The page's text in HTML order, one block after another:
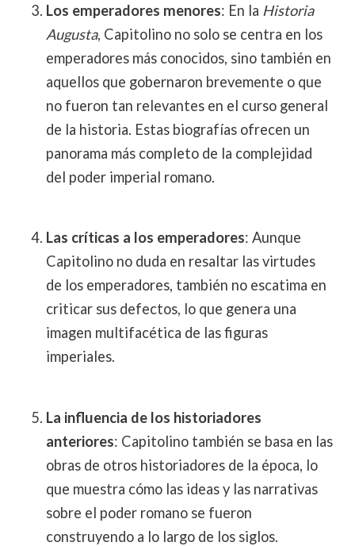
Los emperadores menores: En la Historia
Augusta, Capitolino no solo se centra en los
emperadores más conocidos, sino también en
aquellos que gobernaron brevemente o que
no fueron tan relevantes en el curso general
de la historia. Estas biografías ofrecen un
panorama más completo de la complejidad
del poder imperial romano.
Las críticas a los emperadores: Aunque
Capitolino no duda en resaltar las virtudes
de los emperadores, también no escatima en
criticar sus defectos, lo que genera una
imagen multifacética de las figuras
imperiales.
La influencia de los historiadores
anteriores: Capitolino también se basa en las
obras de otros historiadores de la época, lo
que muestra cómo las ideas y las narrativas
sobre el poder romano se fueron
construyendo a lo largo de los siglos.